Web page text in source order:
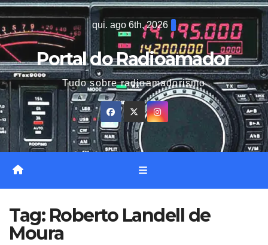
Skip
to
content
qui. ago 6th, 2026
Portal do Radioamador
Tudo sobre radioamadorismo
Tag: Roberto Landell de
Moura